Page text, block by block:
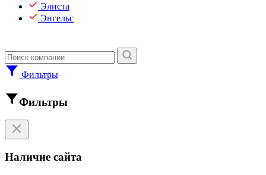
Элиста
Энгельс
Фильтры
Фильтры
Наличие сайта